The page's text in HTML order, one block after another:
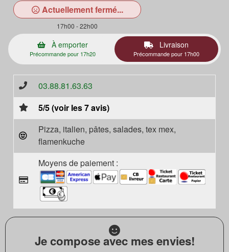
Actuellement fermé...
17h00 - 22h00
À emporter
Précommande pour 17h20
Livraison
Précommande pour 17h00
03.88.81.63.63
5/5 (voir les 7 avis)
Pizza, italien, pâtes, salades, tex mex,
flamenkuche
Moyens de paiement :
Je compose avec mes envies!